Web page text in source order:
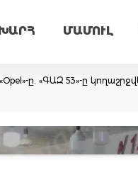
ՄԱՄՈՒԼ
ը. «ԳԱԶ 53»-ը